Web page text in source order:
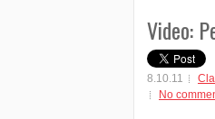
Video:
8.10.11
No